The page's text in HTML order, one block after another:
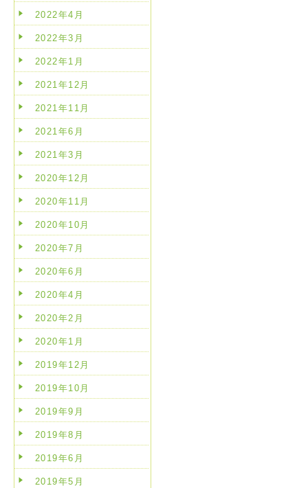
2022年4月
2022年3月
2022年1月
2021年12月
2021年11月
2021年6月
2021年3月
2020年12月
2020年11月
2020年10月
2020年7月
2020年6月
2020年4月
2020年2月
2020年1月
2019年12月
2019年10月
2019年9月
2019年8月
2019年6月
2019年5月